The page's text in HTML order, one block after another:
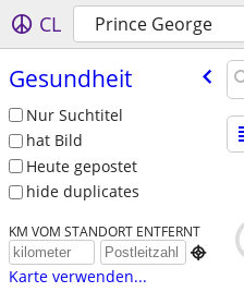
CL Prince George
Gesundheit
Nur Suchtitel
hat Bild
Heute gepostet
hide duplicates
KM VOM STANDORT ENTFERNT

Karte verwenden...